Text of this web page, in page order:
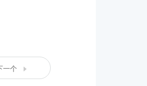
一个